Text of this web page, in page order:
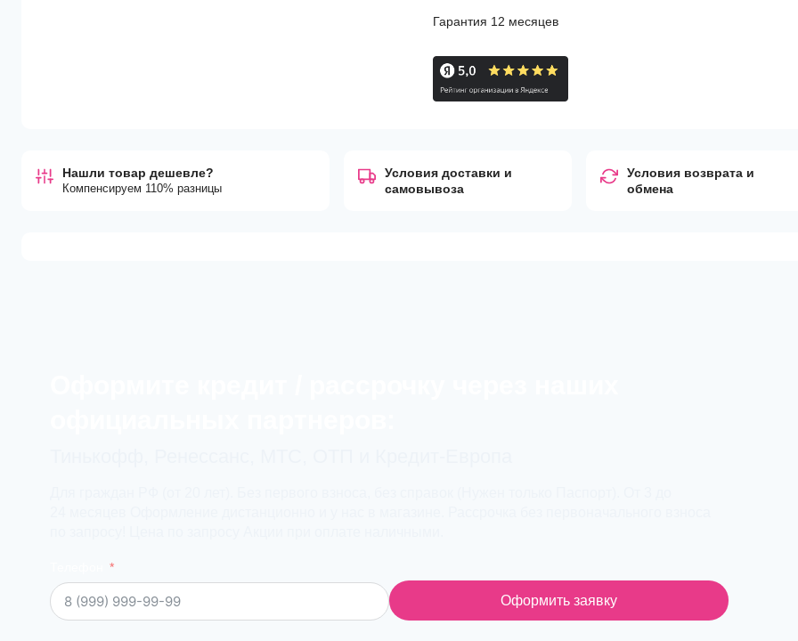
Гарантия 12 месяцев
Нашли товар дешевле?
Компенсируем 110% разницы
Условия доставки и
самовывоза
Условия возврата и
обмена
Оформить заявку